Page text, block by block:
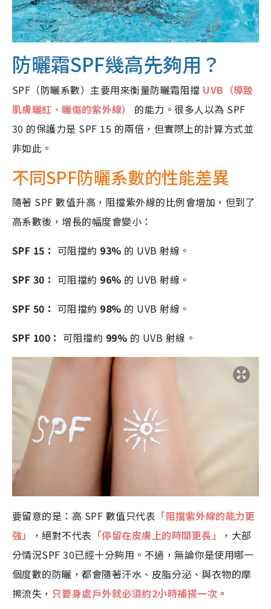
防曬霜SPF幾高先夠用？
SPF（防曬系數）主要用來衡量防曬霜阻擋 UVB（導致
肌膚曬紅、曬傷的紫外線）
的能力。很多人以為 SPF
30 的保護力是 SPF 15 的兩倍，但實際上的計算方式並
非如此。
不同SPF防曬系數的性能差異
隨著 SPF 數值升高，阻擋紫外線的比例會增加，但到了
高系數後，增長的幅度會變小：
SPF 15： 可阻擋約 93% 的 UVB 射線。
SPF 30： 可阻擋約 96% 的 UVB 射線。
SPF 50： 可阻擋約 98% 的 UVB 射線。
SPF 100： 可阻擋約 99% 的 UVB 射線。
要留意的是：高 SPF 數值只代表 「阻擋紫外線的能力更
強」
，絕對不代表 「停留在皮膚上的時間更長」
，大部
分情況SPF 30已經十分夠用。不過，無論你是使用哪一
個度數的防曬，都會隨著汗水、皮脂分泌、與衣物的摩
擦流失， 只要身處戶外就必須約2小時補搽一次 。